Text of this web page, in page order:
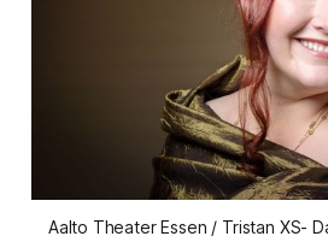
Aalto Theater Essen / Tristan XS-